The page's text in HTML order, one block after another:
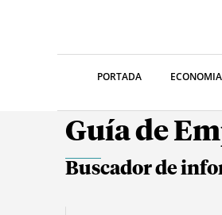
PORTADA ECONOMIA
Guía de
Buscador de